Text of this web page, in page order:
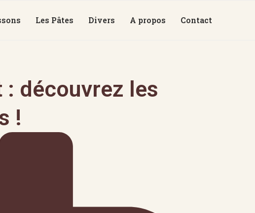
Les Pâtes Divers A propos Contact
découvrez les
!